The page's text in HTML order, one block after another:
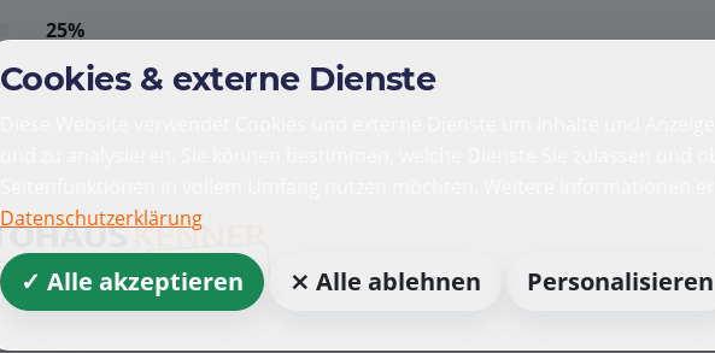
25%
Cookies & externe Dienste
Datenschutzerklärung
✓ Alle akzeptieren ⨯ Alle ablehnen Personalisieren